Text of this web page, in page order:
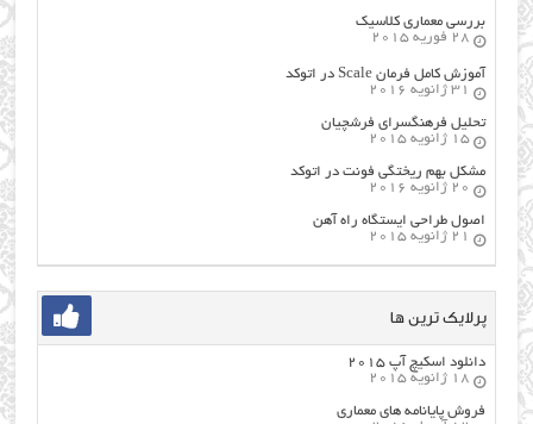
بررسی معماری کلاسیک
28 فوریه 2015
آموزش کامل فرمان Scale در اتوکد
31 ژانویه 2016
تحلیل فرهنگسرای فرشچیان
15 ژانویه 2015
مشکل بهم ریختگی فونت در اتوکد
20 ژانویه 2016
اصول طراحي ایستگاه راه آهن
21 ژانویه 2015
پرلایک ترین ها
دانلود اسکیچ آپ ۲۰۱۵
18 ژانویه 2015
فروش پایانامه های معماری